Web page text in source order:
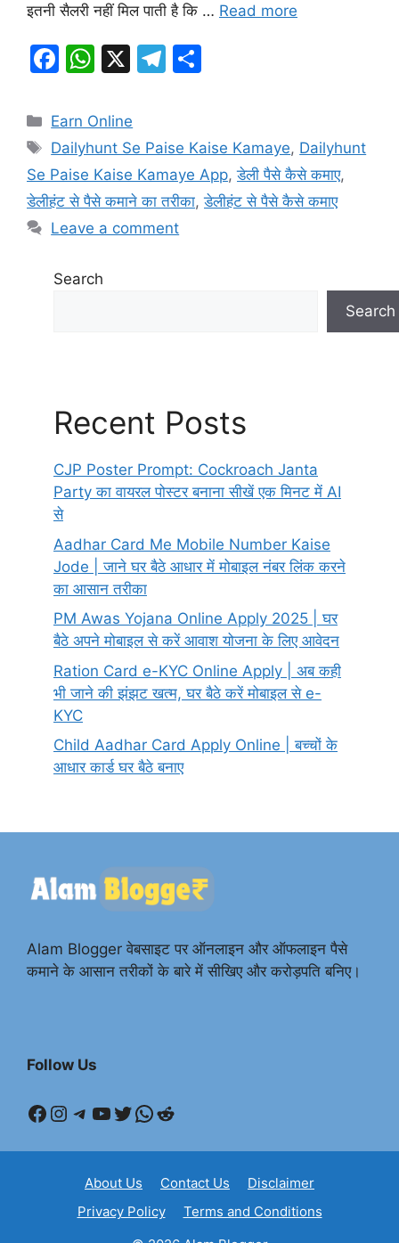
इतनी सैलरी नहीं मिल पाती है कि … Read more
F
c
e
b
o
o
W
at
s
A
p
p
X
T
gr
a
m
e
Categories
Earn Online
Tags
Dailyhunt Se Paise Kaise Kamaye, Dailyhunt
Se Paise Kaise Kamaye App,डेली पैसे कैसे कमाए,
डेलीहंट से पैसे कमाने का तरीका,डेलीहंट से पैसे कैसे कमाए
Leave a comment
Search
Search
Recent Posts
CJP Poster Prompt: Cockroach Janta
Party का वायरल पोस्टर बनाना सीखें एक मिनट में AI
से
Aadhar Card Me Mobile Number Kaise
Jode | जाने घर बैठे आधार में मोबाइल नंबर लिंक करने
का आसान तरीका
PM Awas Yojana Online Apply 2025 | घर
बैठे अपने मोबाइल से करें आवाश योजना के लिए आवेदन
Ration Card e-KYC Online Apply | अब कही
भी जाने की झंझट खत्म, घर बैठे करें मोबाइल से e-
KYC
Child Aadhar Card Apply Online | बच्चों के
आधार कार्ड घर बैठे बनाए
Alam Blogger वेबसाइट पर ऑनलाइन और ऑफलाइन पैसे
कमाने के आसान तरीकों के बारे में सीखिए और करोड़पति बनिए।
Follow Us
Facebook
Instagram
Telegram
YouTube
Twitter
WhatsApp
Reddit
About Us Contact Us
Disclaimer
Privacy Policy
Terms and Conditions